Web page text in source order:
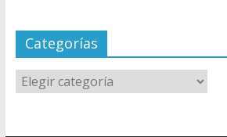
Categorías